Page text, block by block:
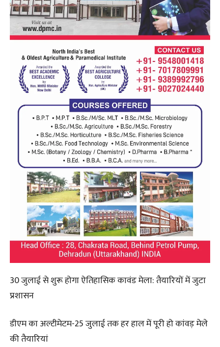
30 जुलाई से शुरू होगा ऐतिहासिक कावंड मेला: तैयारियों में जुटा
प्रशासन
डीएम का अल्टीमेटम-25 जुलाई तक हर हाल में पूरी हो कांवड़ मेले
की तैयारियां